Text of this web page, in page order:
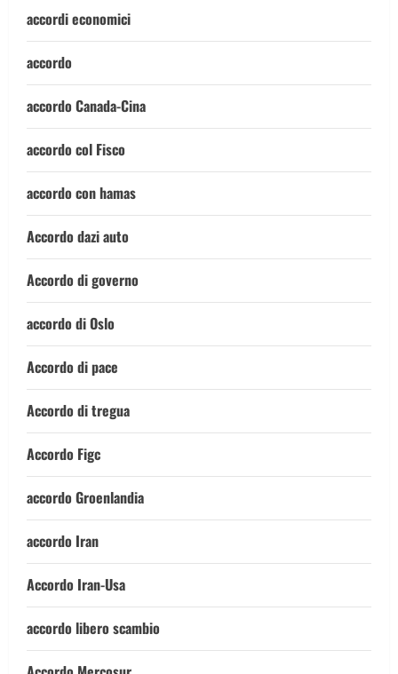
accordi economici
accordo
accordo Canada-Cina
accordo col Fisco
accordo con hamas
Accordo dazi auto
Accordo di governo
accordo di Oslo
Accordo di pace
Accordo di tregua
Accordo Figc
accordo Groenlandia
accordo Iran
Accordo Iran-Usa
accordo libero scambio